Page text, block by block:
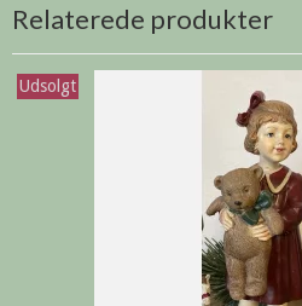
Relaterede produkter
Udsolgt